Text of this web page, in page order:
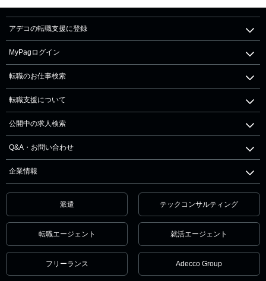
アデコの転職支援に登録
MyPagログイン
転職のお仕事検索
転職支援について
公開中の求人検索
Q&A・お問い合わせ
企業情報
派遣 テックコンサルティング
転職エージェント 就活エージェント
フリーランス Adecco Group